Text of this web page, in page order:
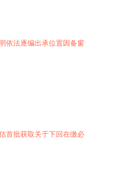
依法逐编出承位置因备窗
首批获取关于下回在缴必